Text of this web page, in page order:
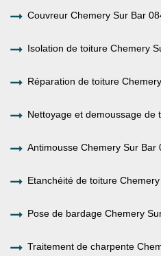
Couvreur Chemery Sur Bar
Isolation de toiture Chemery
Réparation de toiture
Nettoyage et demoussage de
Antimousse Chemery Sur Bar
Etanchéité de toiture
Pose de bardage Chemery
Traitement de charpente